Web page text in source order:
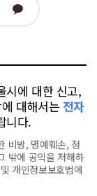
카
시에 대한 신고,
대해서는 전자
니다.
비방, 명예훼손, 정
밖에 공익을 저해하
개인정보보호법에